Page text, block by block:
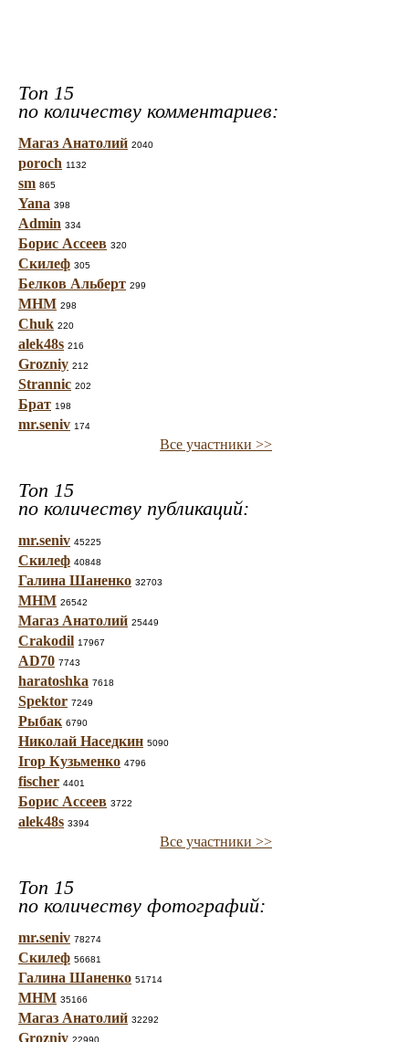
Топ 15
по количеству комментариев:
Магаз Анатолий 2040
poroch 1132
sm 865
Yana 398
Admin 334
Борис Ассеев 320
Скилеф 305
Белков Альберт 299
МНМ 298
Chuk 220
alek48s 216
Grozniy 212
Strannic 202
Брат 198
mr.seniv 174
Все участники >>
Топ 15
по количеству публикаций:
mr.seniv 45225
Скилеф 40848
Галина Шаненко 32703
МНМ 26542
Магаз Анатолий 25449
Crakodil 17967
AD70 7743
haratoshka 7618
Spektor 7249
Рыбак 6790
Николай Наседкин 5090
Ігор Кузьменко 4796
fischer 4401
Борис Ассеев 3722
alek48s 3394
Все участники >>
Топ 15
по количеству фотографий:
mr.seniv 78274
Скилеф 56681
Галина Шаненко 51714
МНМ 35166
Магаз Анатолий 32292
Grozniy 22990